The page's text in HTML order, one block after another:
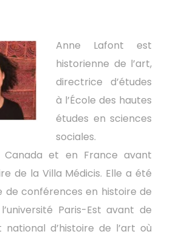
Anne Lafont est
historienne de l’art,
directrice d’études
à l’École des hautes
études en sciences
sociales.
et en France avant
de la Villa Médicis. Elle a été
de conférences en histoire de
Paris-Est avant de
national d’histoire de l’art où